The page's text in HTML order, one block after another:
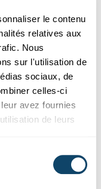
le contenu
relatives aux
Nous
sur l'utilisation de
sociaux, de
celles-ci
avez fournies
de leurs
moies seng Faarf